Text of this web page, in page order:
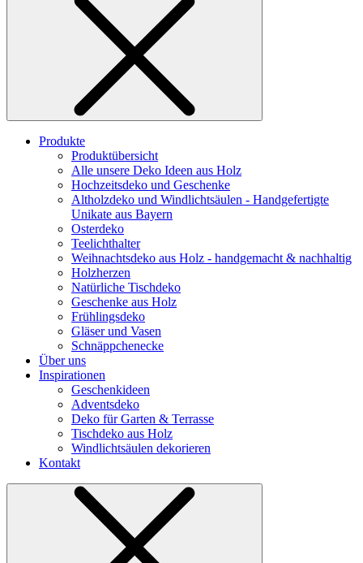
Produkte
Produktübersicht
Alle unsere Deko Ideen aus Holz
Hochzeitsdeko und Geschenke
Altholzdeko und Windlichtsäulen - Handgefertigte
Unikate aus Bayern
Osterdeko
Teelichthalter
Weihnachts­deko aus Holz - handgemacht & nachhaltig
Holzherzen
Natürliche Tischdeko
Geschenke aus Holz
Frühlingsdeko
Gläser und Vasen
Schnäppchenecke
Über uns
Inspirationen
Geschenkideen
Adventsdeko
Deko für Garten & Terrasse
Tischdeko aus Holz
Windlichtsäulen dekorieren
Kontakt